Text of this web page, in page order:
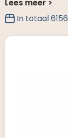
Schrijfwaren
In totaal6156